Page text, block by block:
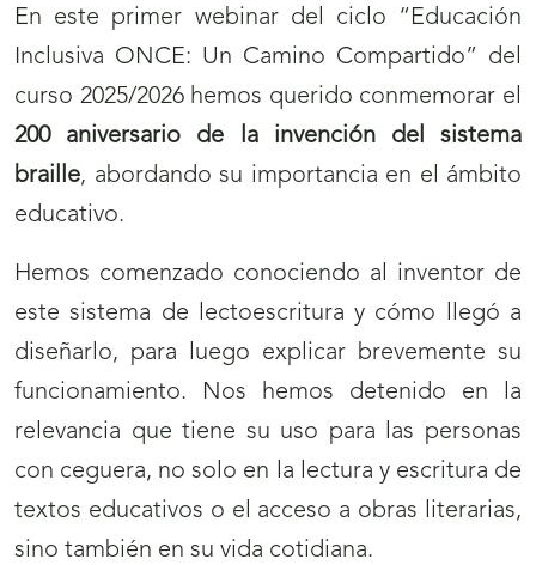
En este primer webinar del ciclo “Educación
Inclusiva ONCE: Un Camino Compartido” del
curso 2025/2026 hemos querido conmemorar el
200 aniversario de la invención del sistema
braille, abordando su importancia en el ámbito
educativo.
Hemos comenzado conociendo al inventor de
este sistema de lectoescritura y cómo llegó a
diseñarlo, para luego explicar brevemente su
funcionamiento. Nos hemos detenido en la
relevancia que tiene su uso para las personas
con ceguera, no solo en la lectura y escritura de
textos educativos o el acceso a obras literarias,
sino también en su vida cotidiana.